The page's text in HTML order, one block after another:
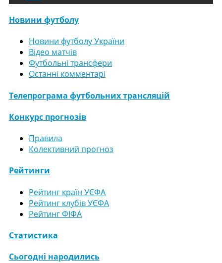
Новини футболу
Новини футболу України
Відео матчів
Футбольні трансфери
Останні комментарі
Телепрограма футбольних трансляцій
Конкурс прогнозів
Правила
Колективний прогноз
Рейтинги
Рейтинг країн УЄФА
Рейтинг клубів УЄФА
Рейтинг ФІФА
Статистика
Сьогодні народились